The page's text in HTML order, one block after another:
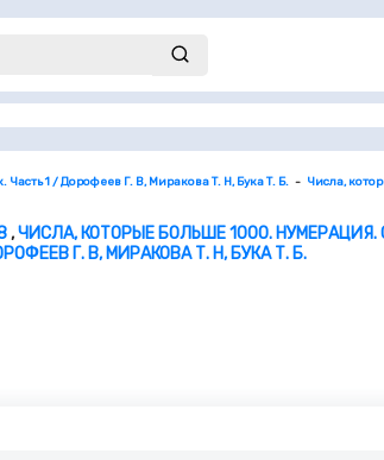
Часть 1 / Дорофеев Г. В, Миракова Т. Н, Бука Т. Б. Числа,
,ЧИСЛА, КОТОРЫЕ БОЛЬШЕ 1000. НУМЕРАЦИЯ.
Г. В, МИРАКОВА Т. Н, БУКА Т. Б.